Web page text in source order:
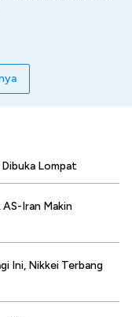
Dibuka Lompat
Iran Makin
Ini, Nikkei Terbang